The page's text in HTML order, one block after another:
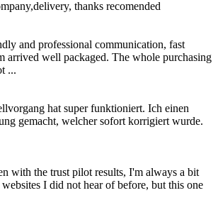
thanks recomended
and professional communication, fast
arrived well packaged. The whole purchasing
...
hat super funktioniert. Ich einen
gemacht, welcher sofort korrigiert wurde.
with the trust pilot results, I'm always a bit
I did not hear of before, but this one